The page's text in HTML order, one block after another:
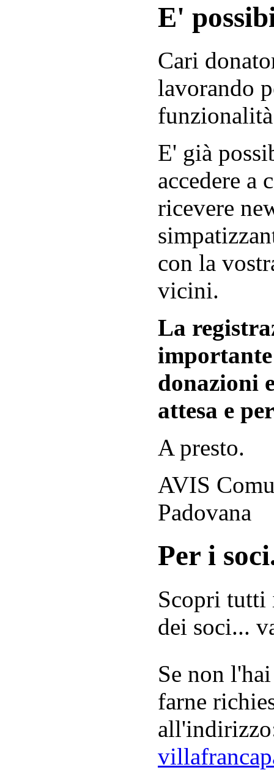
E'
Cari
lavorando
E' già
accedere a
ricevere
con la
vicini.
La
donazioni
attesa e
A presto.
AVIS
Padovana
Per i
Scopri tutti
dei soci...
Se non
farne